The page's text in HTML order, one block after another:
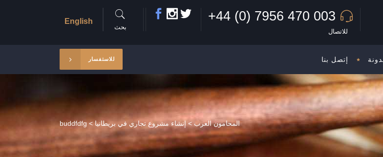
+44 (0) 7956 470 003
للاتصال
بحث
English
إتصل بنا للاستفسار
المحامون العرب>إنشاء مشروع تجاري في بريطانيا>
buddfdfg